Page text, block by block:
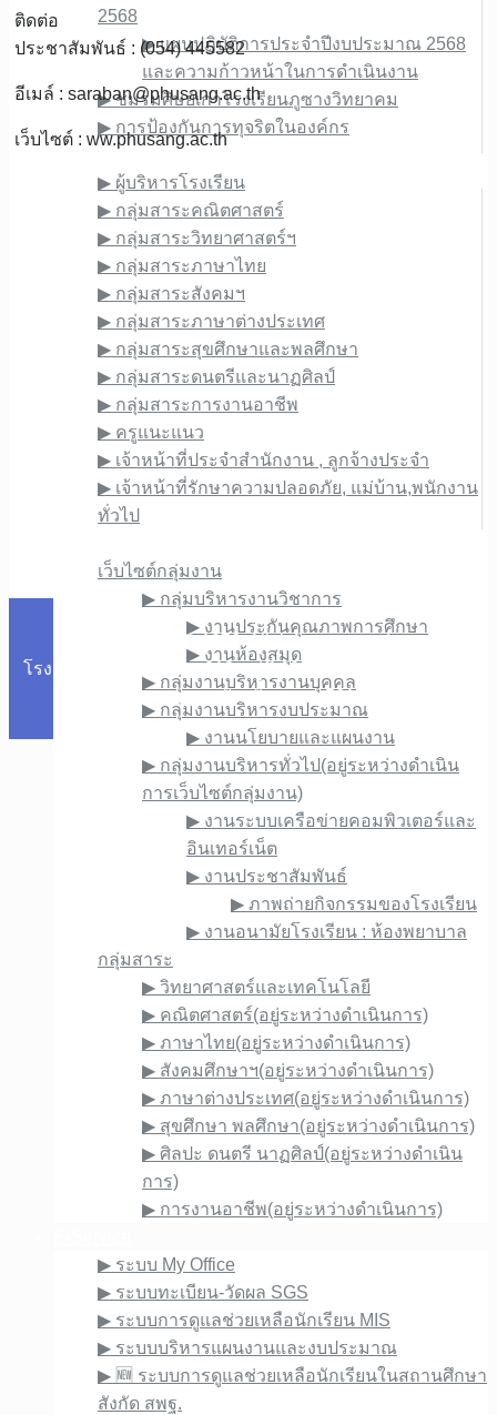
2568
▶︎ แผนปฏิบัติการประจำปีงบประมาณ 2568
และความก้าวหน้าในการดำเนินงาน
▶︎ ชมรมศิษย์เก่าโรงเรียนภูซางวิทยาคม
▶︎ การป้องกันการทุจริตในองค์กร
ข้อมูลบุคลากร
▶︎ ผู้บริหารโรงเรียน
▶︎ กลุ่มสาระคณิตศาสตร์
▶︎ กลุ่มสาระวิทยาศาสตร์ฯ
▶︎ กลุ่มสาระภาษาไทย
▶︎ กลุ่มสาระสังคมฯ
▶︎ กลุ่มสาระภาษาต่างประเทศ
▶︎ กลุ่มสาระสุขศึกษาและพลศึกษา
▶︎ กลุ่มสาระดนตรีและนาฏศิลป์
▶︎ กลุ่มสาระการงานอาชีพ
▶︎ ครูแนะแนว
▶︎ เจ้าหน้าที่ประจำสำนักงาน , ลูกจ้างประจำ
▶︎ เจ้าหน้าที่รักษาความปลอดภัย, แม่บ้าน,พนักงาน
ทั่วไป
เว็บไซต์กลุ่มงาน
▶︎ กลุ่มบริหารงานวิชาการ
▶︎ งานประกันคุณภาพการศึกษา
▶︎ งานห้องสมุด
▶︎ กลุ่มงานบริหารงานบุคคล
▶︎ กลุ่มงานบริหารงบประมาณ
▶︎ งานนโยบายและแผนงาน
▶︎ กลุ่มงานบริหารทั่วไป(อยู่ระหว่างดำเนิน
การเว็บไซต์กลุ่มงาน)
▶︎ งานระบบเครือข่ายคอมพิวเตอร์และ
อินเทอร์เน็ต
▶︎ งานประชาสัมพันธ์
▶︎ ภาพถ่ายกิจกรรมของโรงเรียน
▶︎ งานอนามัยโรงเรียน : ห้องพยาบาล
กลุ่มสาระ
▶︎ วิทยาศาสตร์และเทคโนโลยี
▶︎ คณิตศาสตร์(อยู่ระหว่างดำเนินการ)
▶︎ ภาษาไทย(อยู่ระหว่างดำเนินการ)
▶︎ สังคมศึกษาฯ(อยู่ระหว่างดำเนินการ)
▶︎ ภาษาต่างประเทศ(อยู่ระหว่างดำเนินการ)
▶︎ สุขศึกษา พลศึกษา(อยู่ระหว่างดำเนินการ)
▶︎ ศิลปะ ดนตรี นาฏศิลป์(อยู่ระหว่างดำเนิน
การ)
▶︎ การงานอาชีพ(อยู่ระหว่างดำเนินการ)
▶︎ ระบบ My Office
▶︎ ระบบทะเบียน-วัดผล SGS
▶︎ ระบบการดูแลช่วยเหลือนักเรียน MIS
▶︎ ระบบบริหารแผนงานและงบประมาณ
▶︎ 🆕 ระบบการดูแลช่วยเหลือนักเรียนในสถานศึกษา
สังกัด สพฐ.
ติดต่อ
ประชาสัมพันธ์ : (054) 445582
อีเมล์ : saraban@phusang.ac.th
เว็บไซต์ : ww.phusang.ac.th
Copyright © 1976. All rights reserved.
โรงเรียนภูซางวิทยาคม 318 หมู่ที่ 10 ถนนพิศาล ตำบลสบบง
อำเภอภูซาง จังหวัดพะเยา 56110